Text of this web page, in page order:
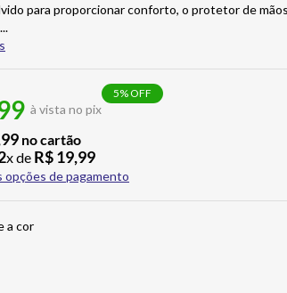
para proporcionar conforto, o protetor de
...
à vista no pix
5% OFF
99 no cartão
x de R$19,99
opções de pagamento